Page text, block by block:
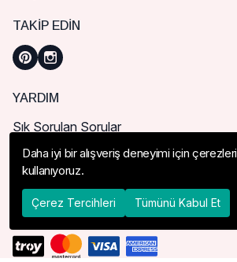
TAKIP EDIN
YARDIM
Sık Sorulan Sorular
Nasıl Sipariş Verebilirim?
Kargo ve Teslimat
İade, İptal ve Değişim
Daha iyi bir alışveriş deneyimi için çerezleri
kullanıyoruz.
Çerez Tercihleri Tümünü Kabul Et